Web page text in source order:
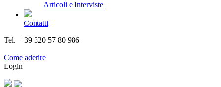
Articoli e Interviste
Contatti
Tel. +39 320 57 80 986
Come aderire
Login